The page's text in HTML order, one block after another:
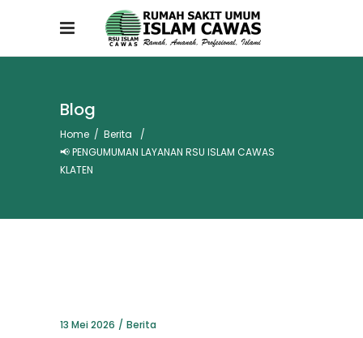
Blog
Home / Berita
/
📢 PENGUMUMAN LAYANAN RSU ISLAM CAWAS
KLATEN
13 Mei 2026 Berita